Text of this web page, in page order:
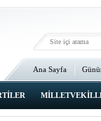
Ana Sayfa